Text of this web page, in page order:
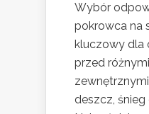
Wybór
pokrowca na
kluczowy dla
przed
deszcz, śnieg